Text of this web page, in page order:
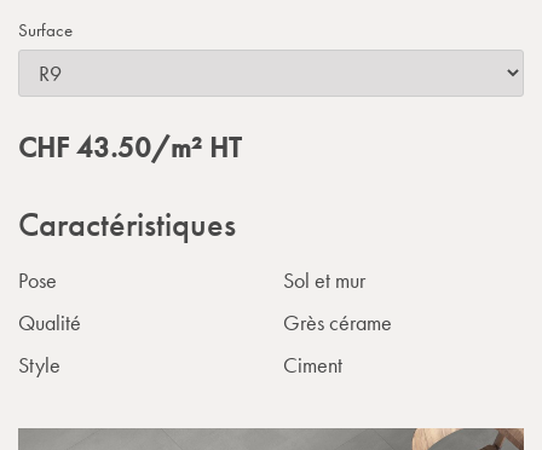
Surface
CHF43.50/m² HT
Caractéristiques
Pose
Sol et mur
Qualité
Grès cérame
Style
Ciment